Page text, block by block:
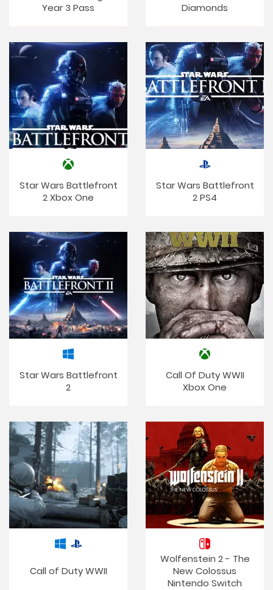
Year 3 Pass
Diamonds
Star Wars Battlefront
2 Xbox One
Star Wars Battlefront
2 PS4
Star Wars Battlefront
2
Call Of Duty WWII
Xbox One
Call of Duty WWII
Wolfenstein 2 - The
New Colossus
Nintendo Switch